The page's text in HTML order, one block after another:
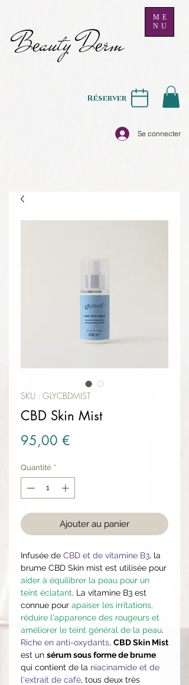
Beauty Derm
ME
NU
Se connecter
Réserver
SKU : GLYCBDMIST
CBD Skin Mist
95,00 €
Quantité *
Ajouter au panier
Infusée de CBD et de vitamine B3, la
brume CBD Skin mist est utilisée pour
aider à équilibrer la peau pour un
teint éclatant. La vitamine B3 est
connue pour apaiser les irritations,
réduire l'apparence des rougeurs et
améliorer le teint général de la peau.
Riche en anti-oxydants, CBD Skin Mist
est un sérum sous forme de brume
qui contient de la niacinamide et de
l'extrait de café, tous deux très